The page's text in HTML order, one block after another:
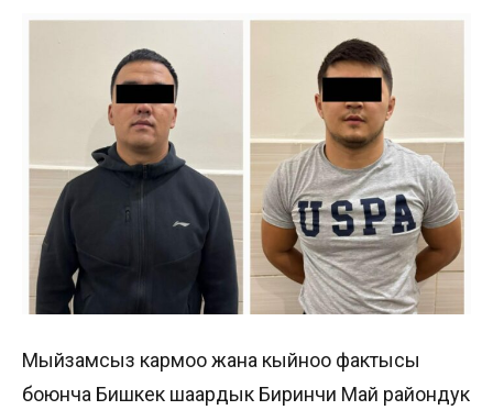
Мыйзамсыз кармоо жана кыйноо фактысы
боюнча Бишкек шаардык Биринчи Май райондук